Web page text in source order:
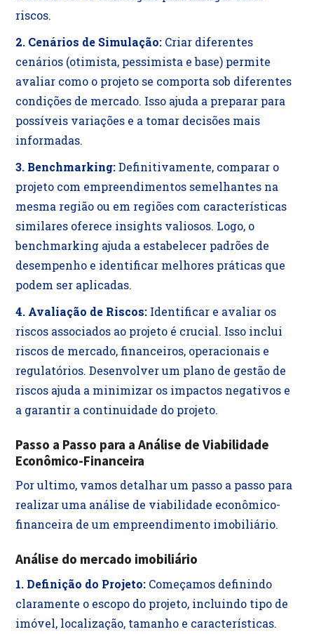
riscos.
2. Cenários de Simulação: Criar diferentes
cenários (otimista, pessimista e base) permite
avaliar como o projeto se comporta sob diferentes
condições de mercado. Isso ajuda a preparar para
possíveis variações e a tomar decisões mais
informadas.
3. Benchmarking:Definitivamente, comparar o
projeto com empreendimentos semelhantes na
mesma região ou em regiões com características
similares oferece insights valiosos. Logo, o
benchmarking ajuda a estabelecer padrões de
desempenho e identificar melhores práticas que
podem ser aplicadas.
4. Avaliação de Riscos: Identificar e avaliar os
riscos associados ao projeto é crucial. Isso inclui
riscos de mercado, financeiros, operacionais e
regulatórios. Desenvolver um plano de gestão de
riscos ajuda a minimizar os impactos negativos e
a garantir a continuidade do projeto.
Passo a Passo para a Análise de Viabilidade
Econômico-Financeira
Por ultimo, vamos detalhar um passo a passo para
realizar uma análise de viabilidade econômico-
financeira de um empreendimento imobiliário.
Análise do mercado imobiliário
1. Definição do Projeto: Começamos definindo
claramente o escopo do projeto, incluindo tipo de
imóvel, localização, tamanho e características.